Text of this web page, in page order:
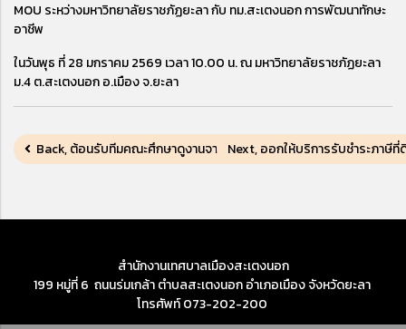
MOU ระหว่างมหาวิทยาลัยราชภัฏยะลา กับ ทม.สะเตงนอก การพัฒนาทักษะ
อาชีพ
ในวันพุธ ที่ 28 มกราคม 2569 เวลา 10.00 น. ณ มหาวิทยาลัยราชภัฏยะลา
ม.4 ต.สะเตงนอก อ.เมือง จ.ยะลา
Back, ต้อนรับทีมคณะศึกษาดูงานจากเทศบาลนครยะลาNext, ออกให้บริการรับชำระภาษี
สำนักงานเทศบาลเมืองสะเตงนอก
199 หมู่ที่ 6 ถนนร่มเกล้า ตำบลสะเตงนอก อำเภอเมือง จังหวัดยะลา
โทรศัพท์ 073-202-200